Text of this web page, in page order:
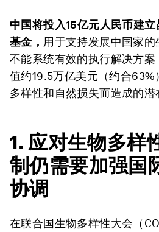
中国将投入15亿元人民币建
基金， 用于支持发展中国家
不能系统有效的执行解决方案
值约19.5万亿美元（约合63%
多样性和自然损失而造成的潜
1. 应对生物多样
制仍需要加强国
协调
在联合国生物多样性大会（